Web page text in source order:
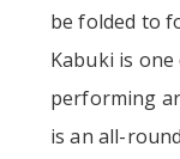
be folded to
Kabuki is
performing
is an all-